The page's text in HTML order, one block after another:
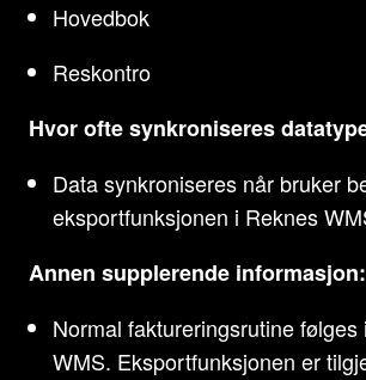
Hovedbok
Reskontro
Hvor ofte synkroniseres
Data synkroniseres når bruker
eksportfunksjonen i Reknes
Annen supplerende informasjon:
Normal faktureringsrutine følges
WMS. Eksportfunksjonen er